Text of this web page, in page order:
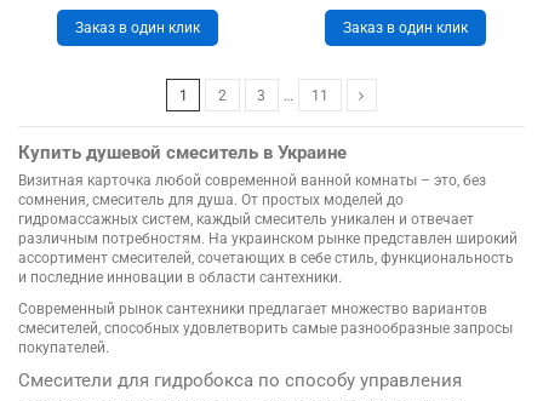
Заказ в один клик Заказ в один клик
1 2 3 … 11
Купить душевой смеситель в Украине
Визитная карточка любой современной ванной комнаты – это, без
сомнения, смеситель для душа. От простых моделей до
гидромассажных систем, каждый смеситель уникален и отвечает
различным потребностям. На украинском рынке представлен широкий
ассортимент смесителей, сочетающих в себе стиль, функциональность
и последние инновации в области сантехники.
Современный рынок сантехники предлагает множество вариантов
смесителей, способных удовлетворить самые разнообразные запросы
покупателей.
Смесители для гидробокса по способу управления